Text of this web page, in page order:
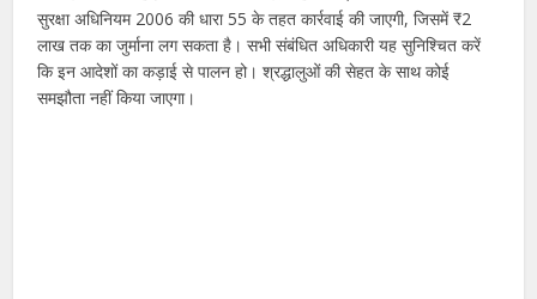
सुरक्षा अधिनियम 2006 की धारा 55 के तहत कार्रवाई की जाएगी, जिसमें ₹2
लाख तक का जुर्माना लग सकता है। सभी संबंधित अधिकारी यह सुनिश्चित करें
कि इन आदेशों का कड़ाई से पालन हो। श्रद्धालुओं की सेहत के साथ कोई
समझौता नहीं किया जाएगा।